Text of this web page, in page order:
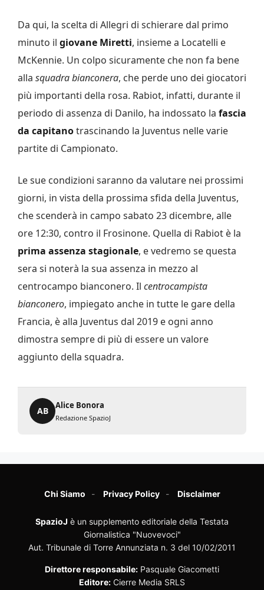
Da qui, la scelta di Allegri di schierare dal primo
minuto il giovane Miretti, insieme a Locatelli e
McKennie. Un colpo sicuramente che non fa bene
alla squadra bianconera, che perde uno dei giocatori
più importanti della rosa. Rabiot, infatti, durante il
periodo di assenza di Danilo, ha indossato la fascia
da capitanotrascinando la Juventus nelle varie
partite di Campionato.
Le sue condizioni saranno da valutare nei prossimi
giorni, in vista della prossima sfida della Juventus,
che scenderà in campo sabato 23 dicembre, alle
ore 12:30, contro il Frosinone. Quella di Rabiot è la
prima assenza stagionale, e vedremo se questa
sera si noterà la sua assenza in mezzo al
centrocampo bianconero. Il centrocampista
bianconero, impiegato anche in tutte le gare della
Francia, è alla Juventus dal 2019 e ogni anno
dimostra sempre di più di essere un valore
aggiunto della squadra.
AB
Alice Bonora
Redazione SpazioJ
Chi Siamo Privacy Policy Disclaimer
SpazioJ è un supplemento editoriale della Testata
Giornalistica "Nuovevoci"
Aut. Tribunale di Torre Annunziata n. 3 del 10/02/2011
Direttore responsabile: Pasquale Giacometti
Editore: Cierre Media SRLS